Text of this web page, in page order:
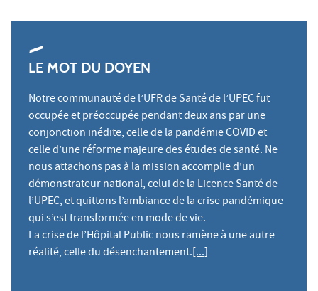
LE MOT DU DOYEN
Notre communauté de l’UFR de Santé de l’UPEC fut
occupée et préoccupée pendant deux ans par une
conjonction inédite, celle de la pandémie COVID et
celle d’une réforme majeure des études de santé. Ne
nous attachons pas à la mission accomplie d’un
démonstrateur national, celui de la Licence Santé de
l’UPEC, et quittons l’ambiance de la crise pandémique
qui s’est transformée en mode de vie.
La crise de l’Hôpital Public nous ramène à une autre
réalité, celle du désenchantement.[...]